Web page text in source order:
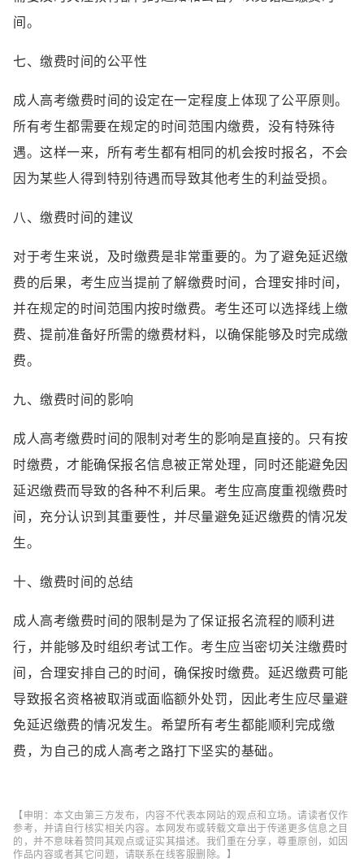
间。
七、缴费时间的公平性
成人高考缴费时间的设定在一定程度上体现了公平原则。
所有考生都需要在规定的时间范围内缴费，没有特殊待
遇。这样一来，所有考生都有相同的机会按时报名，不会
因为某些人得到特别待遇而导致其他考生的利益受损。
八、缴费时间的建议
对于考生来说，及时缴费是非常重要的。为了避免延迟缴
费的后果，考生应当提前了解缴费时间，合理安排时间，
并在规定的时间范围内按时缴费。考生还可以选择线上缴
费、提前准备好所需的缴费材料，以确保能够及时完成缴
费。
九、缴费时间的影响
成人高考缴费时间的限制对考生的影响是直接的。只有按
时缴费，才能确保报名信息被正常处理，同时还能避免因
延迟缴费而导致的各种不利后果。考生应高度重视缴费时
间，充分认识到其重要性，并尽量避免延迟缴费的情况发
生。
十、缴费时间的总结
成人高考缴费时间的限制是为了保证报名流程的顺利进
行，并能够及时组织考试工作。考生应当密切关注缴费时
间，合理安排自己的时间，确保按时缴费。延迟缴费可能
导致报名资格被取消或面临额外处罚，因此考生应尽量避
免延迟缴费的情况发生。希望所有考生都能顺利完成缴
费，为自己的成人高考之路打下坚实的基础。
【申明：本文由第三方发布，内容不代表本网站的观点和立场。请读者仅作
参考，并请自行核实相关内容。本网发布或转载文章出于传递更多信息之目
的，并不意味着赞同其观点或证实其描述。我们重在分享，尊重原创，如因
作品内容或者其它问题，请联系在线客服删除。】